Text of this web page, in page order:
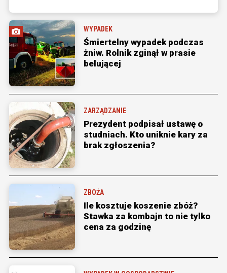
WYPADEK
Śmiertelny wypadek podczas
żniw. Rolnik zginął w prasie
belującej
ZARZĄDZANIE
Prezydent podpisał ustawę o
studniach. Kto uniknie kary za
brak zgłoszenia?
ZBOŻA
Ile kosztuje koszenie zbóż?
Stawka za kombajn to nie tylko
cena za godzinę